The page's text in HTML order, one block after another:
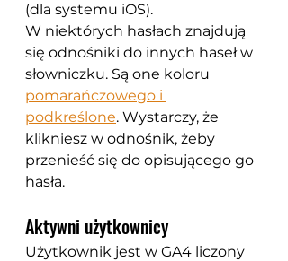
(dla systemu iOS).
W niektórych hasłach znajdują
się odnośniki do innych haseł w
słowniczku. Są one koloru
pomarańczowego i
podkreślone. Wystarczy, że
klikniesz w odnośnik, żeby
przenieść się do opisującego go
hasła.
Aktywni użytkownicy
Użytkownik jest w GA4 liczony